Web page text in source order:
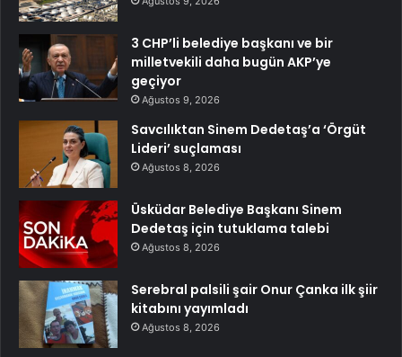
3 CHP’li belediye başkanı ve bir
milletvekili daha bugün AKP’ye
geçiyor
Ağustos 9, 2026
Savcılıktan Sinem Dedetaş’a ‘Örgüt
Lideri’ suçlaması
Ağustos 8, 2026
Üsküdar Belediye Başkanı Sinem
Dedetaş için tutuklama talebi
Ağustos 8, 2026
Serebral palsili şair Onur Çanka ilk şiir
kitabını yayımladı
Ağustos 8, 2026